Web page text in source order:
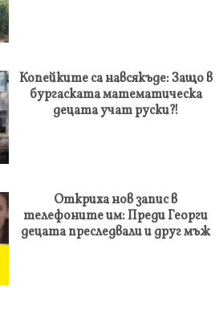
Копейките са навсякъде: Защо в
бургаската математическа
децата учат руски?!
Откриха нов запис в
телефоните им: Преди Георги
децата преследвали и друг мъж